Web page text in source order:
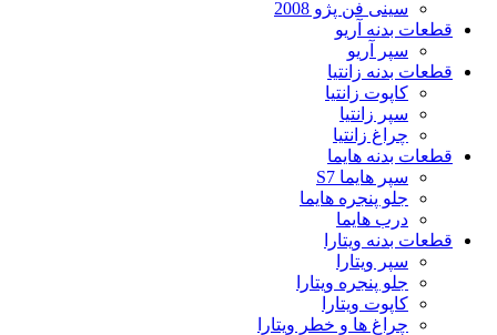
سینی فن پژو 2008
قطعات بدنه آریو
سپر آریو
قطعات بدنه زانتیا
کاپوت زانتیا
سپر زانتیا
چراغ زانتیا
قطعات بدنه هایما
سپر هایما S7
جلو پنجره هایما
درب هایما
قطعات بدنه ویتارا
سپر ویتارا
جلو پنجره ویتارا
کاپوت ویتارا
چراغ ها و خطر ویتارا